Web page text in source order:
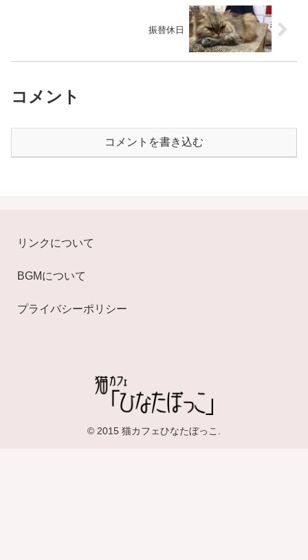
振替休日
コメント
コメントを書き込む
リンクについて
BGMについて
プライバシーポリシー
© 2015 猫カフェひなたぼっこ.